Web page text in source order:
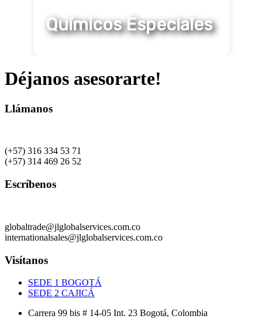
Químicos Especiales
Déjanos asesorarte!
Llámanos
(+57) 316 334 53 71
(+57) 314 469 26 52
Escríbenos
globaltrade@jlglobalservices.com.co
internationalsales@jlglobalservices.com.co
Visítanos
SEDE 1 BOGOTÁ
SEDE 2 CAJICÁ
Carrera 99 bis # 14-05 Int. 23 Bogotá, Colombia